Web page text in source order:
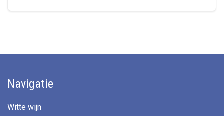
Navigatie
Witte wijn